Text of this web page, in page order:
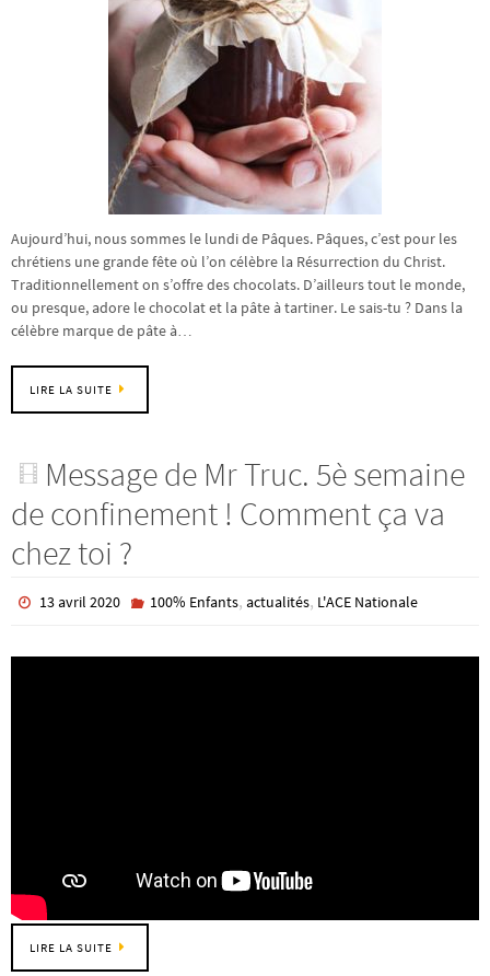
Aujourd’hui, nous sommes le lundi de Pâques. Pâques, c’est pour les
chrétiens une grande fête où l’on célèbre la Résurrection du Christ.
Traditionnellement on s’offre des chocolats. D’ailleurs tout le monde,
ou presque, adore le chocolat et la pâte à tartiner. Le sais-tu ? Dans la
célèbre marque de pâte à…
LIRE LA SUITE
Message de Mr Truc. 5è semaine
de confinement ! Comment ça va
chez toi ?
13 avril 2020 100% Enfants, actualités, L'ACE Nationale
LIRE LA SUITE